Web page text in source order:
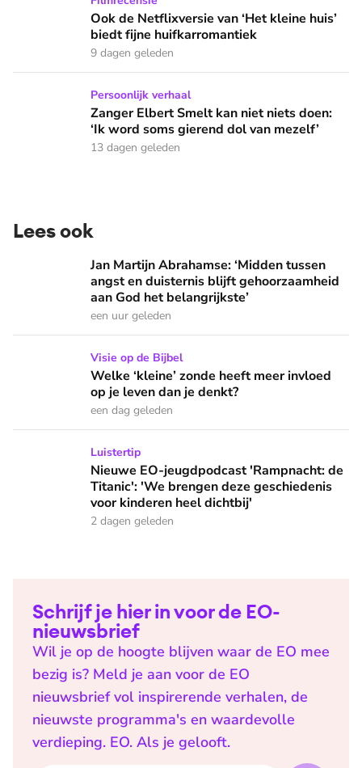
Ook de Netflixversie van ‘Het kleine huis’
biedt fijne huifkarromantiek
9 dagen geleden
Zanger Elbert Smelt kan niet niets doen: ‘Ik word soms
Persoonlijk verhaal
Zanger Elbert Smelt kan niet niets doen:
‘Ik word soms gierend dol van mezelf’
13 dagen geleden
Lees ook
Jan Martijn Abrahamse: ‘Midden tussen angst en
Jan Martijn Abrahamse: ‘Midden tussen
angst en duisternis blijft gehoorzaamheid
aan God het belangrijkste’
een uur geleden
Welke ‘kleine’ zonde heeft meer invloed op je leven dan je
Visie op de Bijbel
Welke ‘kleine’ zonde heeft meer invloed
op je leven dan je denkt?
een dag geleden
Nieuwe EO-jeugdpodcast 'Rampnacht: de Titanic': 'We
Luistertip
Nieuwe EO-jeugdpodcast 'Rampnacht: de
Titanic': 'We brengen deze geschiedenis
voor kinderen heel dichtbij'
2 dagen geleden
Schrijf je hier in voor de EO-
nieuwsbrief
Wil je op de hoogte blijven waar de EO mee
bezig is? Meld je aan voor de EO
nieuwsbrief vol inspirerende verhalen, de
nieuwste programma's en waardevolle
verdieping. EO. Als je gelooft.